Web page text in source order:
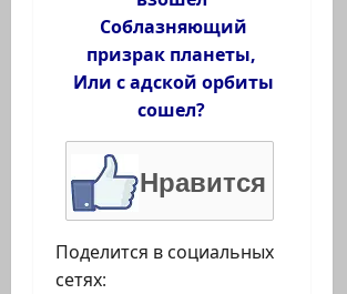
Соблазняющий
призрак планеты,
Или с адской орбиты
сошел?
Нравится
Поделится в социальных
сетях: